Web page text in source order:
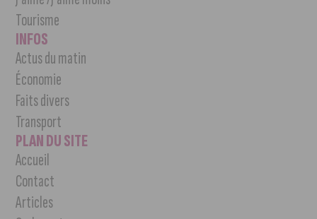
Tourisme
INFOS
Actus du matin
Économie
Faits divers
Transport
PLAN DU SITE
Accueil
Contact
Articles